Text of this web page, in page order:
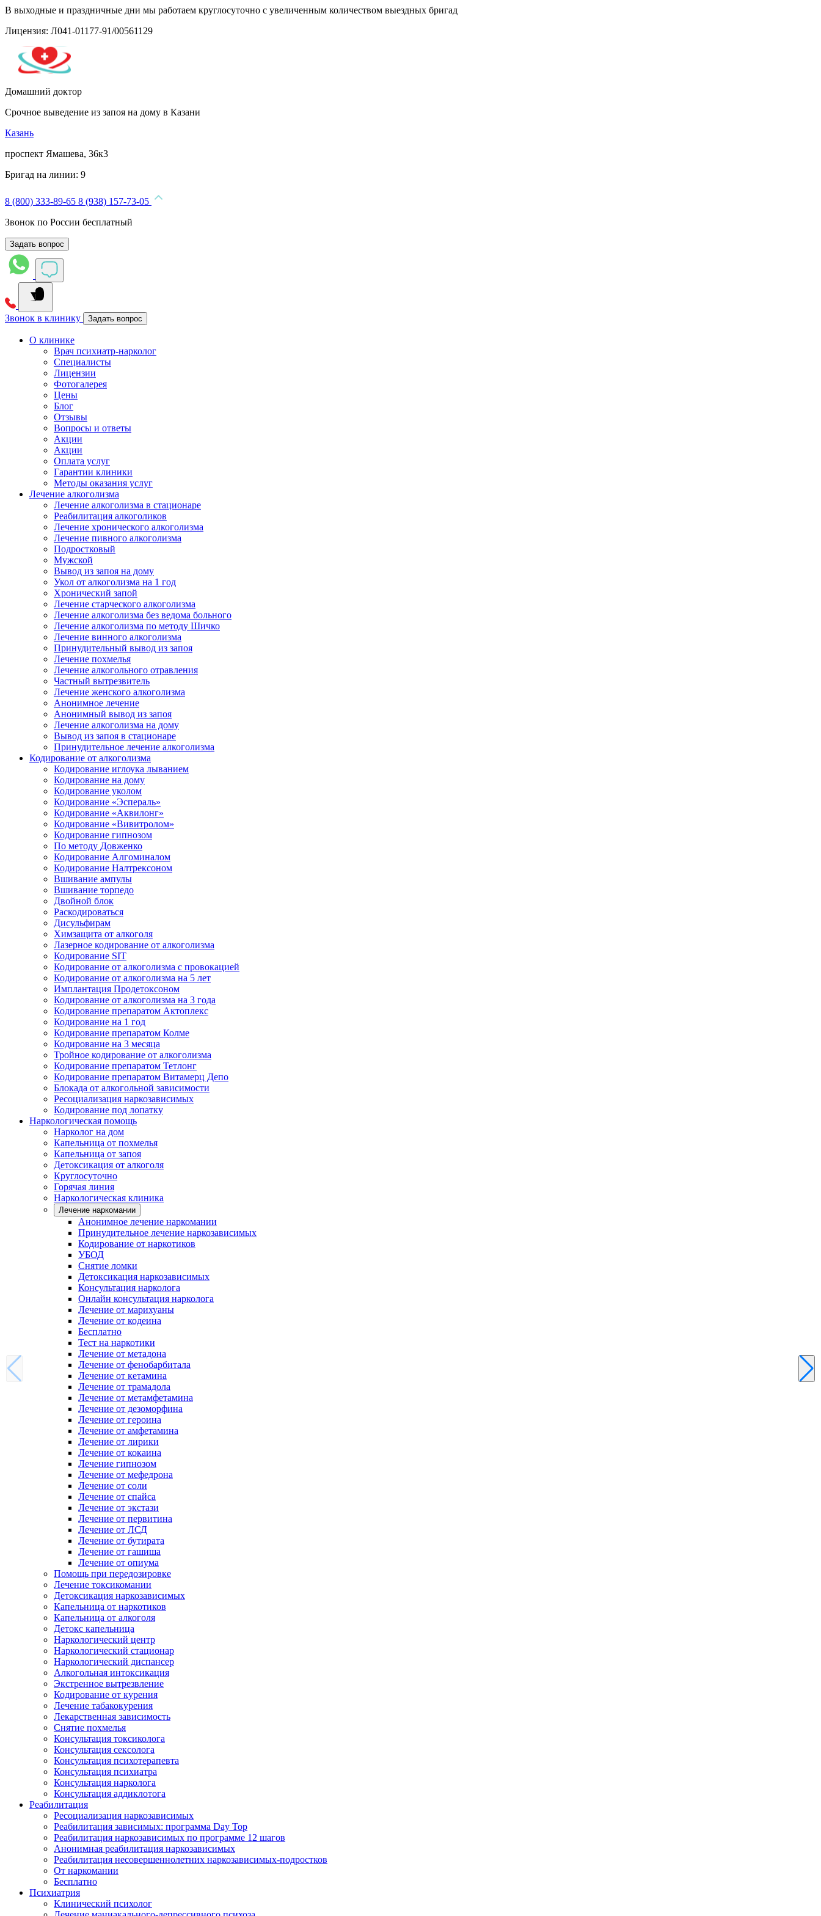
В выходные и праздничные дни мы работаем круглосуточно с увеличенным количеством выездных бригад
Лицензия: Л041-01177-91/00561129
Домашний доктор
Срочное выведение из запоя на дому в Казани
Казань
проспект Ямашева, 36к3
Бригад на линии: 9
8 (800) 333-89-65 8 (938) 157-73-05
Звонок по России бесплатный
Задать вопрос
Звонок в клинику Задать вопрос
О клинике
Врач психиатр-нарколог
Специалисты
Лицензии
Фотогалерея
Цены
Блог
Отзывы
Вопросы и ответы
Акции
Акции
Оплата услуг
Гарантии клиники
Методы оказания услуг
Лечение алкоголизма
Лечение алкоголизма в стационаре
Реабилитация алкоголиков
Лечение хронического алкоголизма
Лечение пивного алкоголизма
Подростковый
Мужской
Вывод из запоя на дому
Укол от алкоголизма на 1 год
Хронический запой
Лечение старческого алкоголизма
Лечение алкоголизма без ведома больного
Лечение алкоголизма по методу Шичко
Лечение винного алкоголизма
Принудительный вывод из запоя
Лечение похмелья
Лечение алкогольного отравления
Частный вытрезвитель
Лечение женского алкоголизма
Анонимное лечение
Анонимный вывод из запоя
Лечение алкоголизма на дому
Вывод из запоя в стационаре
Принудительное лечение алкоголизма
Кодирование от алкоголизма
Кодирование иглоука лыванием
Кодирование на дому
Кодирование уколом
Кодирование «Эспераль»
Кодирование «Аквилонг»
Кодирование «Вивитролом»
Кодирование гипнозом
По методу Довженко
Кодирование Алгоминалом
Кодирование Налтрексоном
Вшивание ампулы
Вшивание торпедо
Двойной блок
Раскодироваться
Дисульфирам
Химзащита от алкоголя
Лазерное кодирование от алкоголизма
Кодирование SIT
Кодирование от алкоголизма с провокацией
Кодирование от алкоголизма на 5 лет
Имплантация Продетоксоном
Кодирование от алкоголизма на 3 года
Кодирование препаратом Актоплекс
Кодирование на 1 год
Кодирование препаратом Колме
Кодирование на 3 месяца
Тройное кодирование от алкоголизма
Кодирование препаратом Тетлонг
Кодирование препаратом Витамерц Депо
Блокада от алкогольной зависимости
Ресоциализация наркозависимых
Кодирование под лопатку
Наркологическая помощь
Нарколог на дом
Капельница от похмелья
Капельница от запоя
Детоксикация от алкоголя
Круглосуточно
Горячая линия
Наркологическая клиника
Лечение наркомании
Анонимное лечение наркомании
Принудительное лечение наркозависимых
Кодирование от наркотиков
УБОД
Снятие ломки
Детоксикация наркозависимых
Консультация нарколога
Онлайн консультация нарколога
Лечение от марихуаны
Лечение от кодеина
Бесплатно
Тест на наркотики
Лечение от метадона
Лечение от фенобарбитала
Лечение от кетамина
Лечение от трамадола
Лечение от метамфетамина
Лечение от дезоморфина
Лечение от героина
Лечение от амфетамина
Лечение от лирики
Лечение от кокаина
Лечение гипнозом
Лечение от мефедрона
Лечение от соли
Лечение от спайса
Лечение от экстази
Лечение от первитина
Лечение от ЛСД
Лечение от бутирата
Лечение от гашиша
Лечение от опиума
Помощь при передозировке
Лечение токсикомании
Детоксикация наркозависимых
Капельница от наркотиков
Капельница от алкоголя
Детокс капельница
Наркологический центр
Наркологический стационар
Наркологический диспансер
Алкогольная интоксикация
Экстренное вытрезвление
Кодирование от курения
Лечение табакокурения
Лекарственная зависимость
Снятие похмелья
Консультация токсиколога
Консультация сексолога
Консультация психотерапевта
Консультация психиатра
Консультация нарколога
Консультация аддиклотога
Реабилитация
Ресоциализация наркозависимых
Реабилитация зависимых: программа Day Top
Реабилитация наркозависимых по программе 12 шагов
Анонимная реабилитация наркозависимых
Реабилитация несовершеннолетних наркозависимых-подростков
От наркомании
Бесплатно
Психиатрия
Клинический психолог